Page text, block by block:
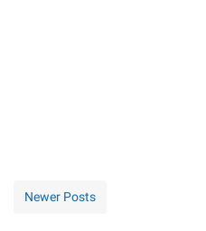
Newer Posts